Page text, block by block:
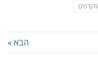
הבא »